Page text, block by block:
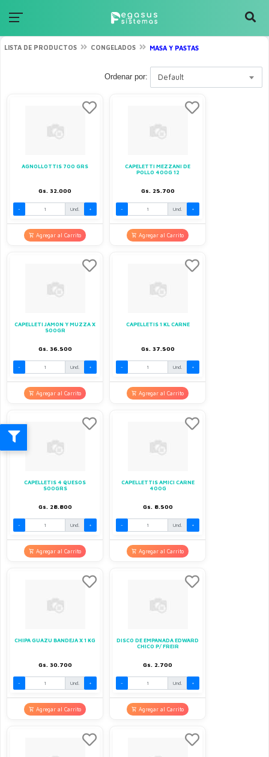
LISTA DE PRODUCTOS CONGELADOS MASA Y PASTAS
Ordenar por: Default
AGNOLLOTTIS 700 GRS
Gs. 32.000
- Und. +
Agregar al Carrito
CAPELETTI MEZZANI DE
POLLO 400G 12
Gs. 25.700
- Und. +
Agregar al Carrito
CAPELLETI JAMON Y MUZZA X
500GR
Gs. 36.500
- Und. +
Agregar al Carrito
CAPELLETIS 1 KL CARNE
Gs. 37.500
- Und. +
Agregar al Carrito
CAPELLETIS 4 QUESOS
500GRS
Gs. 28.800
- Und. +
Agregar al Carrito
CAPELLETTIS AMICI CARNE
400G
Gs. 8.500
- Und. +
Agregar al Carrito
CHIPA GUAZU BANDEJA X 1 KG
Gs. 30.700
- Und. +
Agregar al Carrito
DISCO DE EMPANADA EDWARD
CHICO P/ FREIR
Gs. 2.700
- Und. +
Agregar al Carrito